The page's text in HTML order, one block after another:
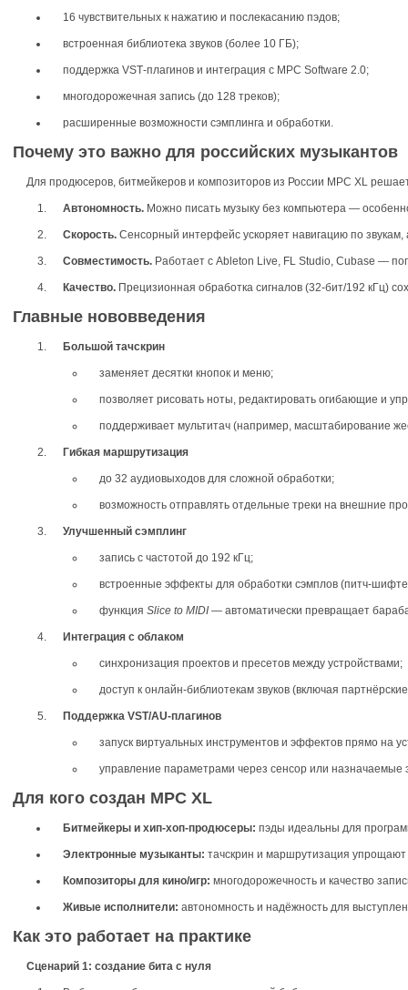
16 чувствительных к нажатию и послекасанию пэдов;
встроенная библиотека звуков (более 10 ГБ);
поддержка VST‑плагинов и интеграция с MPC Software 2.0;
многодорожечная запись (до 128 треков);
расширенные возможности сэмплинга и обработки.
Почему это важно для российских музыкантов
Для продюсеров, битмейкеров и композиторов из России MPC XL
Автономность. Можно писать музыку без компьютера —
Скорость. Сенсорный интерфейс ускоряет навигацию по
Совместимость. Работает с Ableton Live, FL Studio, Cubase —
Качество. Прецизионная обработка сигналов (32‑бит/192 кГц)
Главные нововведения
Большой тачскрин
заменяет десятки кнопок и меню;
позволяет рисовать ноты, редактировать огибающие и
поддерживает мультитач (например, масштабирование
Гибкая маршрутизация
до 32 аудиовыходов для сложной обработки;
возможность отправлять отдельные треки на внешние
Улучшенный сэмплинг
запись с частотой до 192 кГц;
встроенные эффекты для обработки сэмплов
функция Slice to MIDI — автоматически превращает
Интеграция с облаком
синхронизация проектов и пресетов между устройствами;
доступ к онлайн‑библиотекам звуков (включая
Поддержка VST/AU‑плагинов
запуск виртуальных инструментов и эффектов прямо на
управление параметрами через сенсор или назначаемые
Для кого создан MPC XL
Битмейкеры и хип‑хоп‑продюсеры: пэды идеальны для
Электронные музыканты: тачскрин и маршрутизация
Композиторы для кино/игр: многодорожечность и качество
Живые исполнители: автономность и надёжность для
Как это работает на практике
Сценарий 1: создание бита с нуля